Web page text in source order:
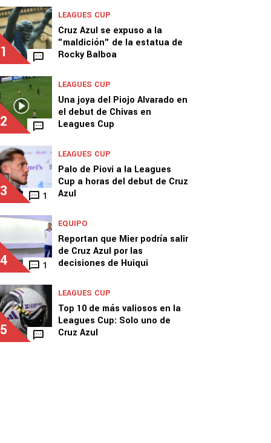
1
LEAGUES CUP
Cruz Azul se expuso a la
"maldición" de la estatua de
Rocky Balboa
2
LEAGUES CUP
Una joya del Piojo Alvarado en
el debut de Chivas en
Leagues Cup
3 1
LEAGUES CUP
Palo de Piovi a la Leagues
Cup a horas del debut de Cruz
Azul
4 1
EQUIPO
Reportan que Mier podría salir
de Cruz Azul por las
decisiones de Huiqui
5
LEAGUES CUP
Top 10 de más valiosos en la
Leagues Cup: Solo uno de
Cruz Azul